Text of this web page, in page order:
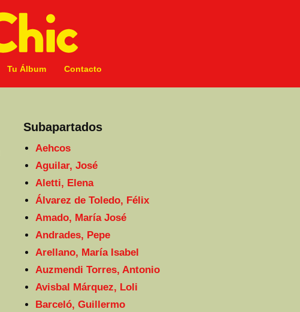
Tu Álbum Contacto
Subapartados
Aehcos
Aguilar, José
Aletti, Elena
Álvarez de Toledo, Félix
Amado, María José
Andrades, Pepe
Arellano, María Isabel
Auzmendi Torres, Antonio
Avisbal Márquez, Loli
Barceló, Guillermo